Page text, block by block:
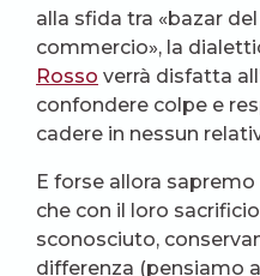
alla sfida tra «bazar
commercio», la
Rosso verrà disfatta
confondere colpe e
cadere in nessun
E forse allora
che con il loro
sconosciuto,
differenza (pensiamo